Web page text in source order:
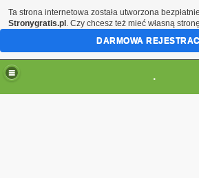
.
Ta strona internetowa została utworzona
Stronygratis.pl . Czy chcesz też mieć własną
DARMOWA